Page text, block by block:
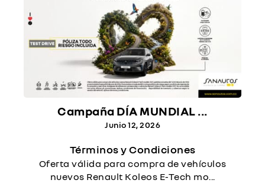
Campaña DÍA MUNDIAL ...
Junio 12, 2026
Términos y Condiciones
Oferta válida para compra de vehículos
nuevos Renault Koleos E-Tech mo...